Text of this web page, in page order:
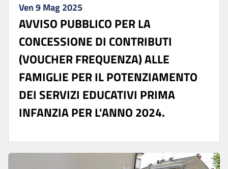
Ven 9 Mag 2025
AVVISO PUBBLICO PER LA
CONCESSIONE DI CONTRIBUTI
(VOUCHER FREQUENZA) ALLE
FAMIGLIE PER IL POTENZIAMENTO
DEI SERVIZI EDUCATIVI PRIMA
INFANZIA PER L'ANNO 2024.
...